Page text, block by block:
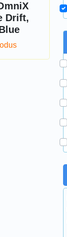
Drift,